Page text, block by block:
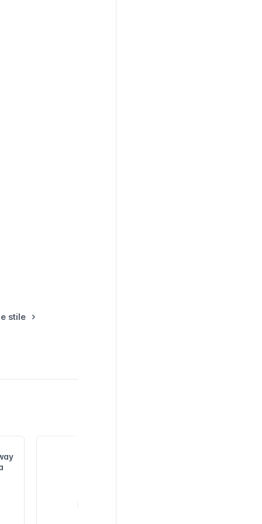
stile